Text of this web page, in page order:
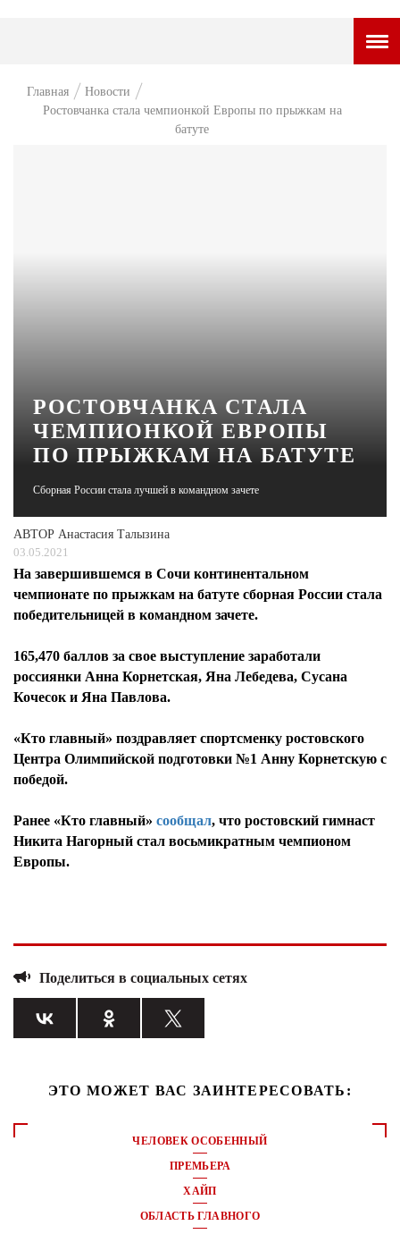
АФИША
ЖУРНАЛ
Главная
Новости
Ростовчанка стала чемпионкой Европы по прыжкам на
батуте
РОСТОВЧАНКА СТАЛА
ЧЕМПИОНКОЙ ЕВРОПЫ
ПО ПРЫЖКАМ НА БАТУТЕ
Сборная России стала лучшей в командном зачете
АВТОР Анастасия Талызина
03.05.2021
На завершившемся в Сочи континентальном
чемпионате по прыжкам на батуте сборная России стала
победительницей в командном зачете.
165,470 баллов за свое выступление заработали
россиянки Анна Корнетская, Яна Лебедева, Сусана
Кочесок и Яна Павлова.
«Кто главный» поздравляет спортсменку ростовского
Центра Олимпийской подготовки №1 Анну Корнетскую с
победой.
Ранее «Кто главный» сообщал, что ростовский гимнаст
Никита Нагорный стал восьмикратным чемпионом
Европы.
Поделиться в социальных сетях
ЭТО МОЖЕТ ВАС ЗАИНТЕРЕСОВАТЬ:
ЧЕЛОВЕК ОСОБЕННЫЙ
ПРЕМЬЕРА
ХАЙП
ОБЛАСТЬ ГЛАВНОГО